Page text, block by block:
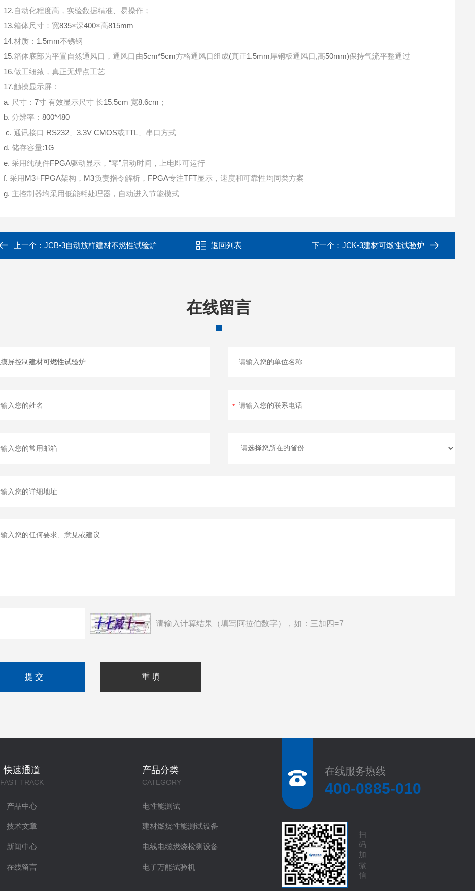
12.自动化程度高，实验数据精准、易操作；
13.箱体尺寸：宽835×深400×高815mm
14.材质： 1.5mm不锈钢
15.箱体底部为平置自然通风口，通风口由5cm*5cm方格通风口组成(真正1.5mm 厚钢板通风口 ,高50mm)保持气流平整通过
16.做工细致，真正无焊点工艺
17.触摸显示屏：
a. 尺寸：7寸 有效显示尺寸 长15.5cm 宽8.6cm ；
b.分辨率：800*480
c.通讯接口 RS232 、3.3V CMOS或TTL 、串口方式
d.储存容量:1G
e.采用纯硬件FPGA驱动显示，“零”启动时间，上电即可运行
f.采用 M3+FPGA架构， M3负责指令解析， FPGA专注TFT显示，速度和可靠性均同类方案
g. 主控制器均采用低能耗处理器，自动进入节能模式
上一个：JCB-3自动放样建材不燃性试验炉 返回列表 下一个： JCK-3建材可燃性试验炉
在线留言
请输入计算结果（填写阿拉伯数字），如：三加四=7
快速通道
FAST TRACK
产品中心
技术文章
新闻中心
在线留言
产品分类
CATEGORY
电性能测试
建材燃烧性能测试设备
电线电缆燃烧检测设备
电子万能试验机
在线服务热线
400-0885-010
扫
码
加
微
信